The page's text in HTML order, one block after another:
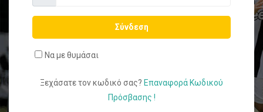
Σύνδεση
Να με θυμάσαι
Ξεχάσατε τον κωδικό σας? Επαναφορά Κωδικού
Πρόσβασης !